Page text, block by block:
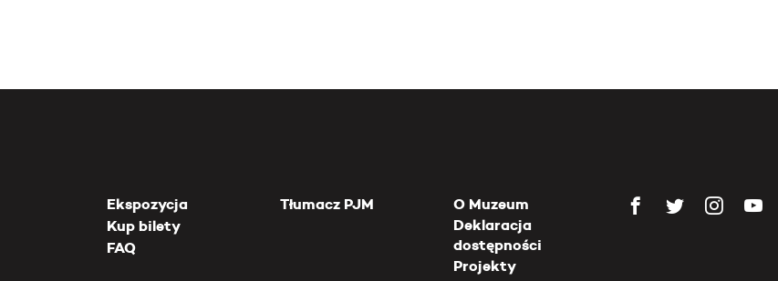
Ekspozycja
Kup bilety
FAQ
Tłumacz PJM
O Muzeum
Deklaracja
dostępności
Projekty